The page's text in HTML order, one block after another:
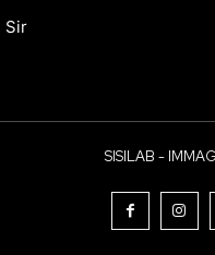
Sir
SISILAB -